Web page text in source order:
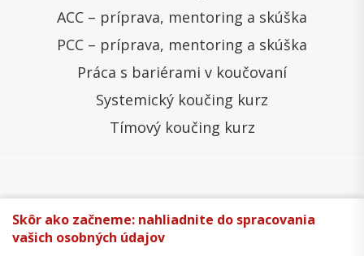
ACC – príprava, mentoring a skúška
PCC – príprava, mentoring a skúška
Práca s bariérami v koučovaní
Systemický koučing kurz
Tímový koučing kurz
Všeobecné obchodné podmienky
Správa cookies
Ochrana osobných údajov
Skôr ako začneme: nahliadnite do spracovania
vašich osobných údajov